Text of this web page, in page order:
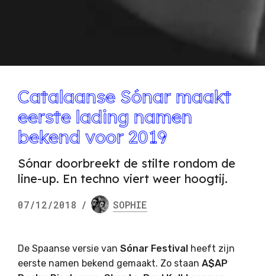
Catalaanse Sónar maakt
eerste lading namen
bekend voor 2019
Sónar doorbreekt de stilte rondom de
line-up. En techno viert weer hoogtij.
07/12/2018 / SOPHIE
De Spaanse versie van Sónar Festival heeft zijn
eerste namen bekend gemaakt. Zo staan A$AP